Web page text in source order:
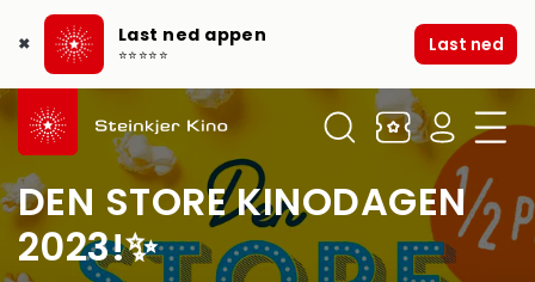
✖ Last ned appen
⭐⭐⭐⭐⭐ Last ned
DEN STORE KINODAGEN
2023!✨